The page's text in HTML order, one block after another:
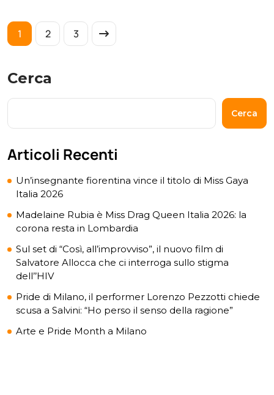
1 2 3
Cerca
Cerca
Articoli Recenti
Un’insegnante fiorentina vince il titolo di Miss Gaya
Italia 2026
Madelaine Rubia è Miss Drag Queen Italia 2026: la
corona resta in Lombardia
Sul set di “Così, all’improvviso”, il nuovo film di
Salvatore Allocca che ci interroga sullo stigma
dell’’HIV
Pride di Milano, il performer Lorenzo Pezzotti chiede
scusa a Salvini: “Ho perso il senso della ragione”
Arte e Pride Month a Milano